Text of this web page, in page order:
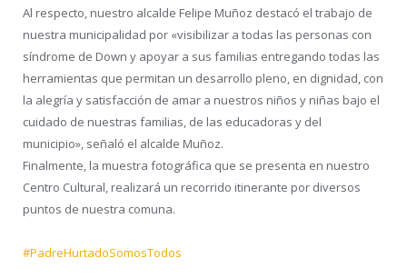
Al respecto, nuestro alcalde Felipe Muñoz destacó el trabajo de
nuestra municipalidad por «visibilizar a todas las personas con
síndrome de Down y apoyar a sus familias entregando todas las
herramientas que permitan un desarrollo pleno, en dignidad, con
la alegría y satisfacción de amar a nuestros niños y niñas bajo el
cuidado de nuestras familias, de las educadoras y del
municipio», señaló el alcalde Muñoz.
Finalmente, la muestra fotográfica que se presenta en nuestro
Centro Cultural, realizará un recorrido itinerante por diversos
puntos de nuestra comuna.
#PadreHurtadoSomosTodos